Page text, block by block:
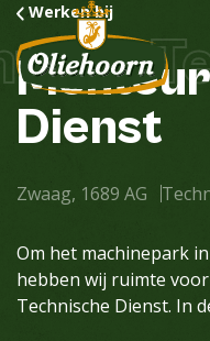
Werken bij
Monteur
Dienst
Zwaag, 1689 AG
Om het machinepark
hebben wij ruimte
Technische Dienst. In